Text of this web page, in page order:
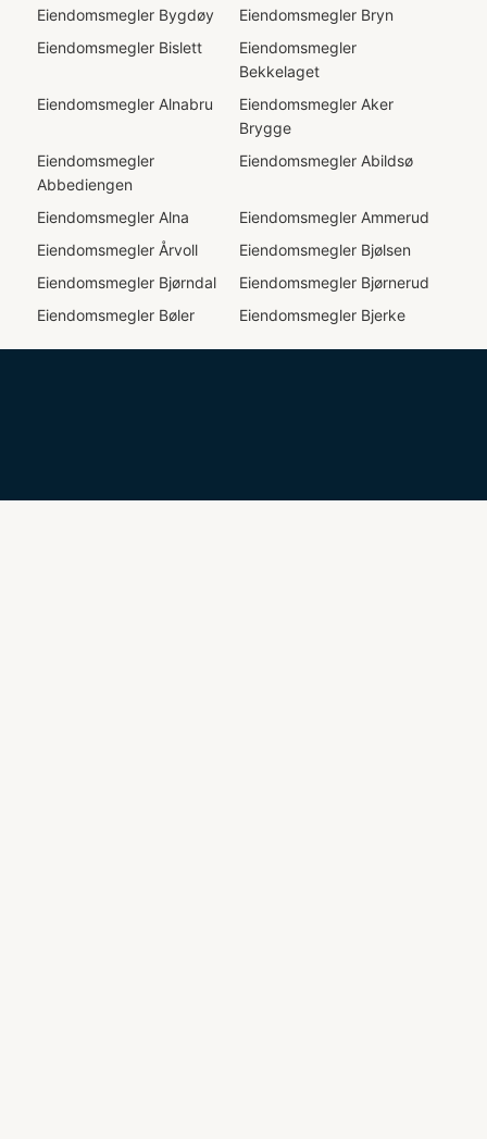
Eiendomsmegler Bygdøy Eiendomsmegler Bryn
Eiendomsmegler Bislett
Eiendomsmegler
Bekkelaget
Eiendomsmegler Alnabru Eiendomsmegler Aker
Brygge
Eiendomsmegler
Abbediengen
Eiendomsmegler Abildsø
Eiendomsmegler Alna Eiendomsmegler Ammerud
Eiendomsmegler Årvoll Eiendomsmegler Bjølsen
Eiendomsmegler Bjørndal Eiendomsmegler Bjørnerud
Eiendomsmegler Bøler Eiendomsmegler Bjerke